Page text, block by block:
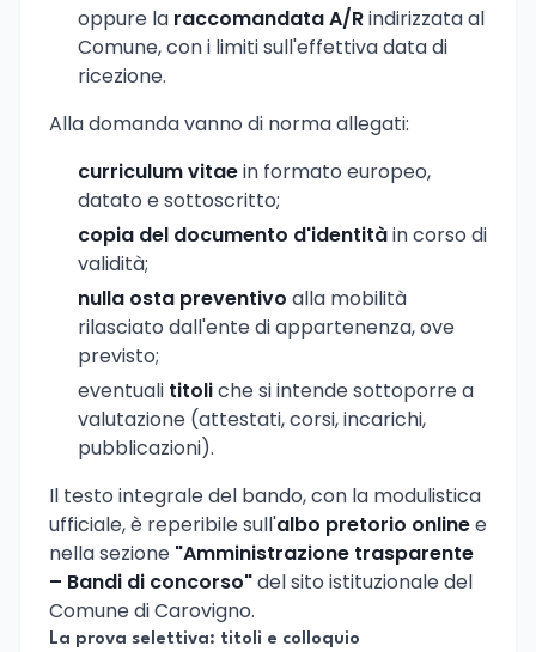
oppure la raccomandata A/Rindirizzata al
Comune, con i limiti sull'effettiva data di
ricezione.
Alla domanda vanno di norma allegati:
curriculum vitaein formato europeo,
datato e sottoscritto;
copia del documento d'identitàin corso di
validità;
nulla osta preventivo alla mobilità
rilasciato dall'ente di appartenenza, ove
previsto;
eventuali titoliche si intende sottoporre a
valutazione (attestati, corsi, incarichi,
pubblicazioni).
Il testo integrale del bando, con la modulistica
ufficiale, è reperibile sull'albo pretorio onlinee
nella sezione "Amministrazione trasparente
– Bandi di concorso"del sito istituzionale del
Comune di Carovigno.
La prova selettiva: titoli e colloquio